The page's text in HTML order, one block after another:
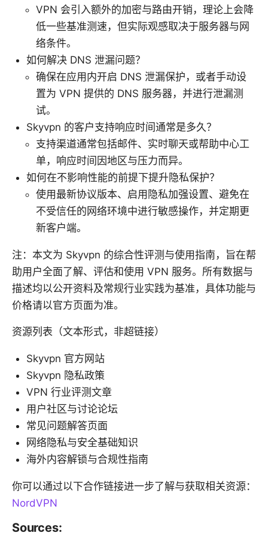
VPN 会引入额外的加密与路由开销，理论上会降
低一些基准测速，但实际观感取决于服务器与网
络条件。
如何解决 DNS 泄漏问题？
确保在应用内开启 DNS 泄漏保护，或者手动设
置为 VPN 提供的 DNS 服务器，并进行泄漏测
试。
Skyvpn 的客户支持响应时间通常是多久？
支持渠道通常包括邮件、实时聊天或帮助中心工
单，响应时间因地区与压力而异。
如何在不影响性能的前提下提升隐私保护？
使用最新协议版本、启用隐私加强设置、避免在
不受信任的网络环境中进行敏感操作，并定期更
新客户端。
注：本文为 Skyvpn 的综合性评测与使用指南，旨在帮
助用户全面了解、评估和使用 VPN 服务。所有数据与
描述均以公开资料及常规行业实践为基准，具体功能与
价格请以官方页面为准。
资源列表（文本形式，非超链接）
Skyvpn 官方网站
Skyvpn 隐私政策
VPN 行业评测文章
用户社区与讨论论坛
常见问题解答页面
网络隐私与安全基础知识
海外内容解锁与合规性指南
你可以通过以下合作链接进一步了解与获取相关资源：
NordVPN
Sources: